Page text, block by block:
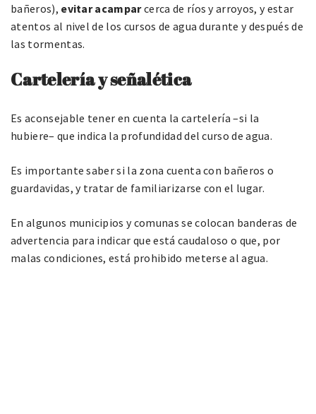
bañeros), evitar acamparcerca de ríos y arroyos, y estar
atentos al nivel de los cursos de agua durante y después de
las tormentas.
Cartelería y señalética
Es aconsejable tener en cuenta la cartelería –si la
hubiere– que indica la profundidad del curso de agua.
Es importante saber si la zona cuenta con bañeros o
guardavidas, y tratar de familiarizarse con el lugar.
En algunos municipios y comunas se colocan banderas de
advertencia para indicar que está caudaloso o que, por
malas condiciones, está prohibido meterse al agua.